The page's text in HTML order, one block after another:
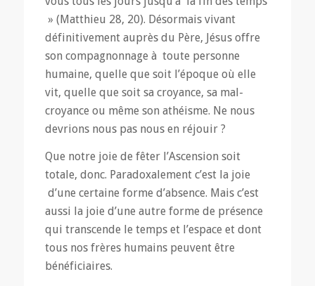
» (Matthieu 28, 20). Désormais vivant
définitivement auprès du Père, Jésus offre
son compagnonnage à toute personne
humaine, quelle que soit l’époque où elle
vit, quelle que soit sa croyance, sa mal-
croyance ou même son athéisme. Ne nous
devrions nous pas nous en réjouir ?
Que notre joie de fêter l’Ascension soit
totale, donc. Paradoxalement c’est la joie
d’une certaine forme d’absence. Mais c’est
aussi la joie d’une autre forme de présence
qui transcende le temps et l’espace et dont
tous nos frères humains peuvent être
bénéficiaires.